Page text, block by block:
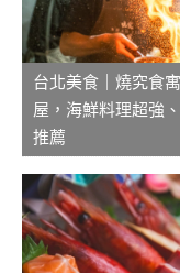
台北美食｜燒究食
屋，海鮮料理超強
推薦